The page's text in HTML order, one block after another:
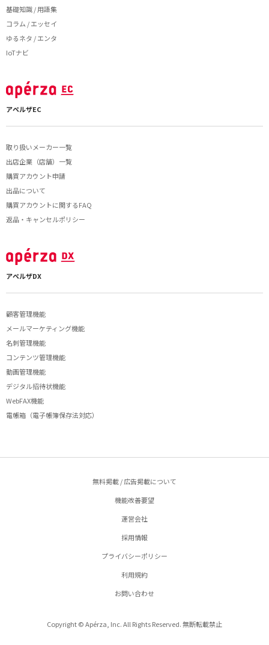
基礎知識 / 用語集
コラム / エッセイ
ゆるネタ / エンタ
IoTナビ
アペルザEC
取り扱いメーカー一覧
出店企業（店舗）一覧
購買アカウント申請
出品について
購買アカウントに関するFAQ
返品・キャンセルポリシー
アペルザDX
顧客管理機能
メールマーケティング機能
名刺管理機能
コンテンツ管理機能
動画管理機能
デジタル招待状機能
WebFAX機能
電帳箱（電子帳簿保存法対応）
無料掲載 / 広告掲載について
機能改善要望
運営会社
採用情報
プライバシーポリシー
利用規約
お問い合わせ
Copyright © Apérza, Inc. All Rights Reserved. 無断転載禁止